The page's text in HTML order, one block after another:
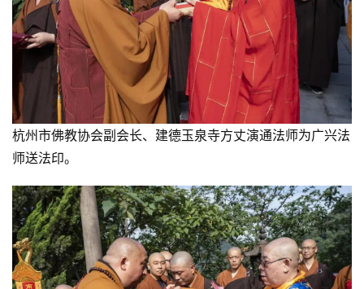
杭州市佛教协会副会长、建德玉泉寺方丈演通法师为广兴法
师送法印。